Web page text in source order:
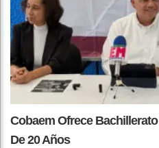
Cobaem Ofrece
De 20 Años